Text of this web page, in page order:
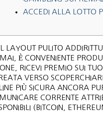
ACCEDI ALLA LOTTO
LAYOUT PULITO
È CONVENIENTE
RICEVI PREMIO SUI
VERSO
PIÙ SICURA ANCORA
CORRENTE
(BITCOIN,